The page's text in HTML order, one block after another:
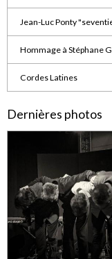
Jean-Luc Ponty
Hommage à Stéphane
Cordes Latines
Dernières photos